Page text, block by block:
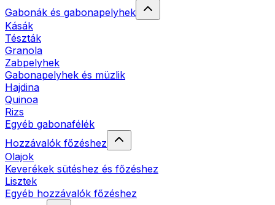
Gabonák és gabonapelyhek
Kásák
Tészták
Granola
Zabpelyhek
Gabonapelyhek és müzlik
Hajdina
Quinoa
Rizs
Egyéb gabonafélék
Hozzávalók főzéshez
Olajok
Keverékek sütéshez és főzéshez
Lisztek
Egyéb hozzávalók főzéshez